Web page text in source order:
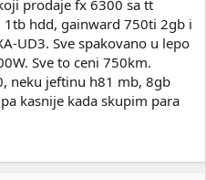
prodaje fx 6300 sa tt
hdd, gainward 750ti 2gb i
UD3. Sve spakovano u lepo
Sve to ceni 750km.
neku jeftinu h81 mb, 8gb
kasnije kada skupim para